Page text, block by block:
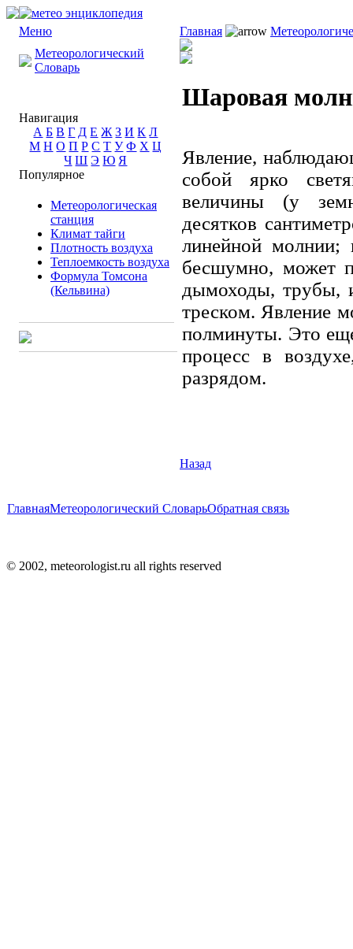
Меню
Метеорологический
Словарь
Навигация
А Б В Г Д Е Ж З И К Л
М Н О П Р С Т У Ф Х Ц
Ч Ш Э Ю Я
Популярное
Метеорологическая
станция
Климат тайги
Плотность воздуха
Теплоемкость воздуха
Формула Томсона
(Кельвина)
Главная
Шаровая
Явление,
собой ярко
величины (у
десятков
линейной молнии;
бесшумно, может
дымоходы, трубы,
треском. Явление
полминуты. Это
процесс в
разрядом.
Назад
ГлавнаяМетеорологический СловарьОбратная связь
© 2002, meteorologist.ru all rights reserved